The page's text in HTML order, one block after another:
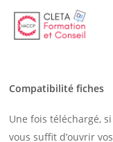
main
Compatibilité fiches
Une fois téléchargé,
vous suffit d’ouvrir